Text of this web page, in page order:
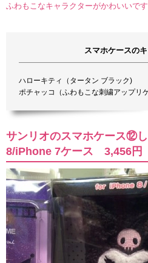
ふわもこなキャラクターがかわいいです
スマホケースの
ハローキティ（タータン ブラック)
ポチャッコ（ふわもこな刺繍アップリケ
サンリオのスマホケース⑫
8/iPhone 7ケース 3,456円